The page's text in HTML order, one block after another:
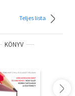
Teljes lista
KÖNYV